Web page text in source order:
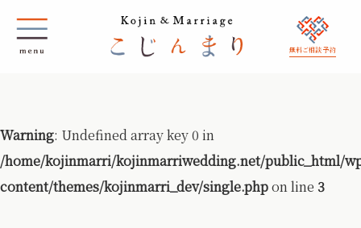
無料ご相談 予約
Warning: Undefined array key 0 in
/home/kojinmarri/kojinmarriwedding.net/public_html/
content/themes/kojinmarri_dev/single.phpon line 3